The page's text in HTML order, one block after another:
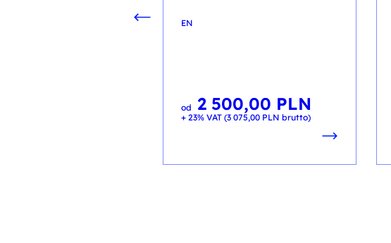
EN
od 2 500,00 PLN
+ 23% VAT (3 075,00 PLN brutto)